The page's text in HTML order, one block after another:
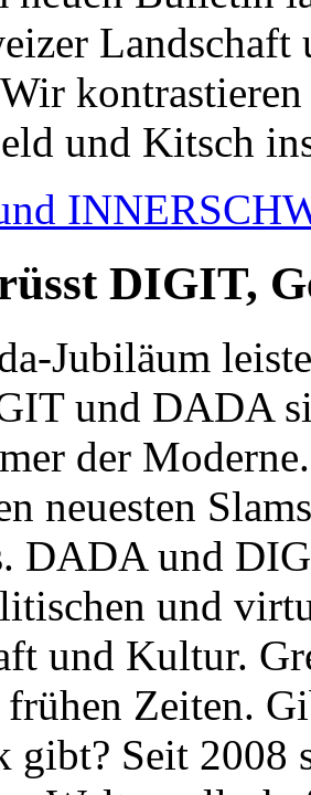
und Kitsch
DIGIT,
Jubiläum
und DADA
der
neuesten
DADA und
und
und Kultur.
Zeiten.
gibt? Seit 2008